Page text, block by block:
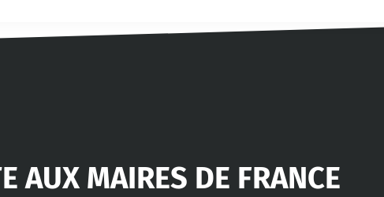
AUX MAIRES DE FRANCE